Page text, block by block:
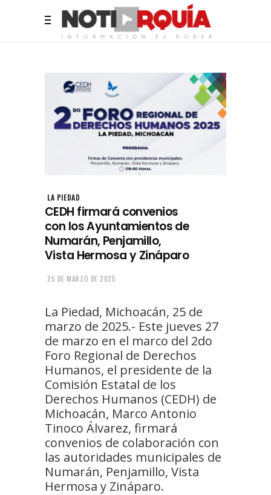
LA PIEDAD
CEDH firmará convenios
con los Ayuntamientos de
Numarán, Penjamillo,
Vista Hermosa y Zináparo
25 DE MARZO DE 2025
La Piedad, Michoacán, 25 de
marzo de 2025.- Este jueves 27
de marzo en el marco del 2do
Foro Regional de Derechos
Humanos, el presidente de la
Comisión Estatal de los
Derechos Humanos (CEDH) de
Michoacán, Marco Antonio
Tinoco Álvarez, firmará
convenios de colaboración con
las autoridades municipales de
Numarán, Penjamillo, Vista
Hermosa y Zináparo.